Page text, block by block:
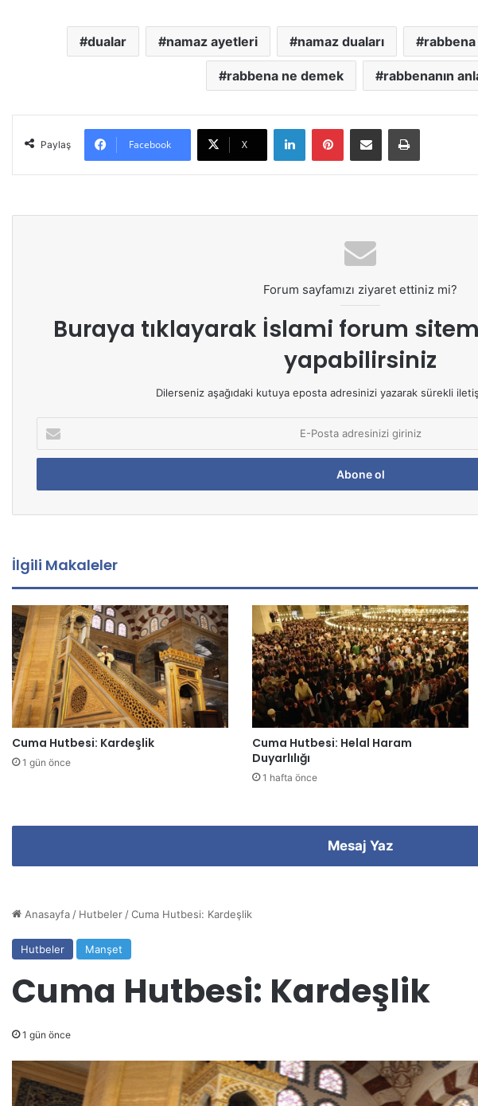
dualar namaz ayetleri namaz duaları
rabbena ne demek rabbenanın
Paylaş Facebook X
Forum sayfamızı ziyaret ettiniz mi?
Buraya tıklayarak İslami forum
yapabilirsiniz
Dilerseniz aşağıdaki kutuya eposta adresinizi yazarak sürekli
P
s
d
e
s
i
z
i
g
i
r
i
İlgili Makaleler
Cuma Hutbesi: Kardeşlik
1 gün önce
Cuma Hutbesi: Helal Haram
Duyarlılığı
1 hafta önce
Mesaj Yaz